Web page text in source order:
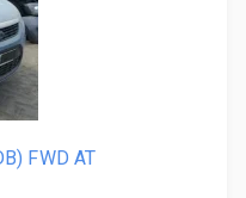
FWD AT